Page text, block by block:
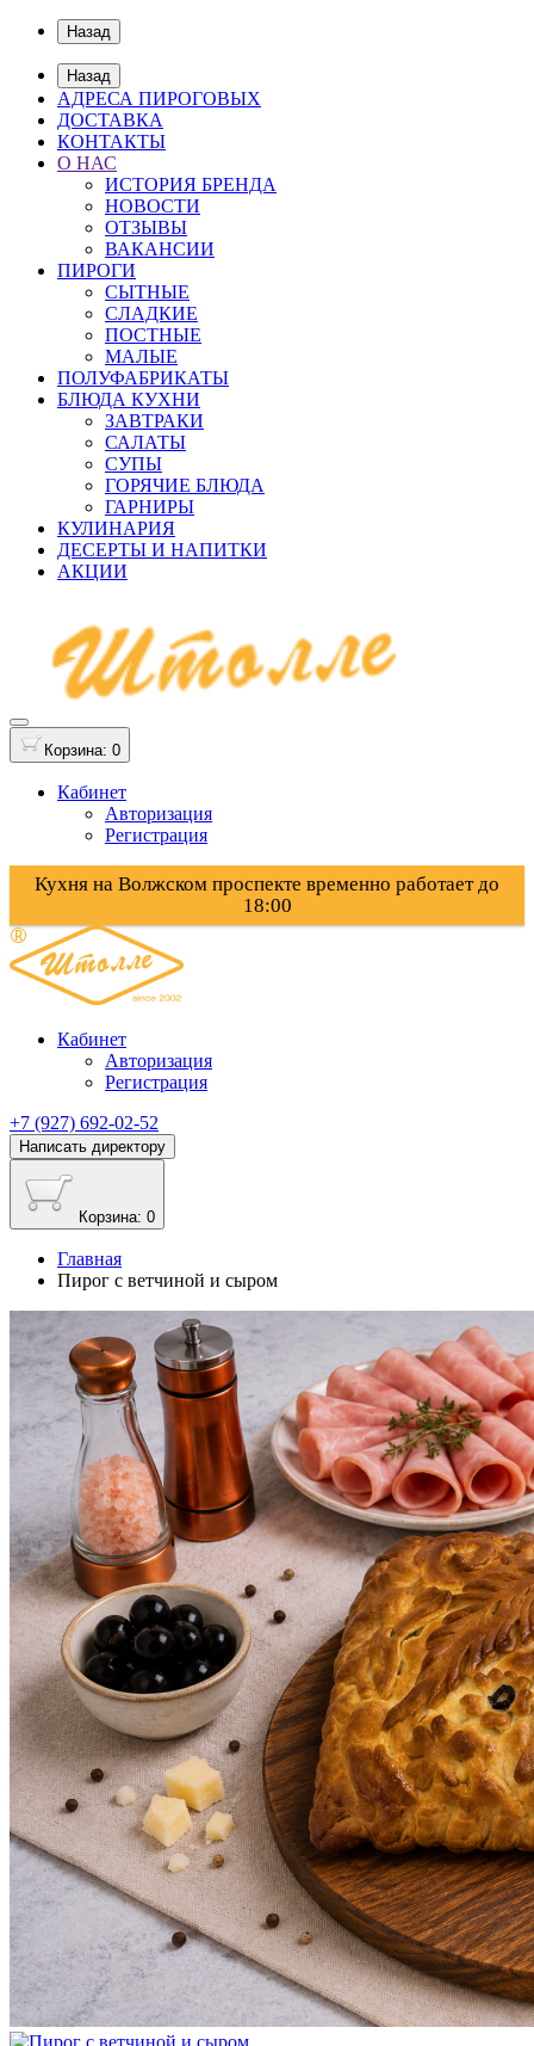
Назад
Назад
АДРЕСА ПИРОГОВЫХ
ДОСТАВКА
КОНТАКТЫ
О НАС
ИСТОРИЯ БРЕНДА
НОВОСТИ
ОТЗЫВЫ
ВАКАНСИИ
ПИРОГИ
СЫТНЫЕ
СЛАДКИЕ
ПОСТНЫЕ
МАЛЫЕ
ПОЛУФАБРИКАТЫ
БЛЮДА КУХНИ
ЗАВТРАКИ
САЛАТЫ
СУПЫ
ГОРЯЧИЕ БЛЮДА
ГАРНИРЫ
КУЛИНАРИЯ
ДЕСЕРТЫ И НАПИТКИ
АКЦИИ
Корзина: 0
Кабинет
Авторизация
Регистрация
Кухня на Волжском проспекте временно работает до
18:00
Кабинет
Авторизация
Регистрация
+7 (927) 692-02-52
Написать директору
Корзина: 0
Главная
Пирог с ветчиной и сыром